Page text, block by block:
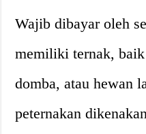
Wajib dibayar oleh
memiliki ternak,
domba, atau hewan
peternakan